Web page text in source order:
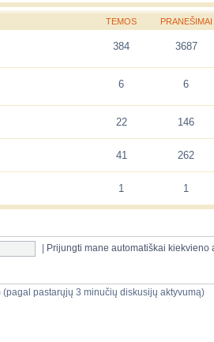
TEMOS PRANEŠIMAI
384 3687
6 6
22 146
41 262
1 1
Prijungti mane automatiškai kiekvieno
pastarųjų 3 minučių diskusijų aktyvumą)